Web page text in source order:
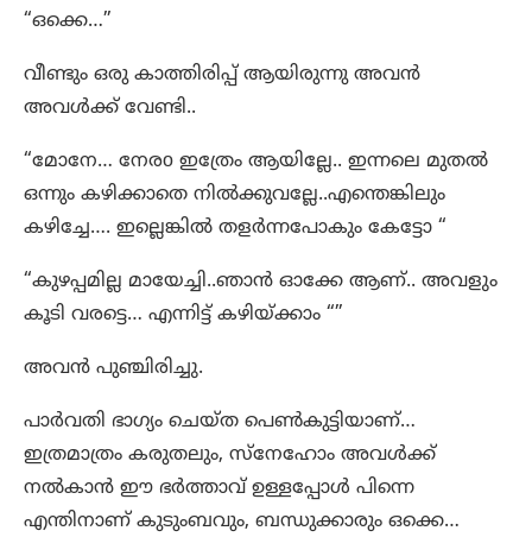
“ഒക്കെ…”
വീണ്ടും ഒരു കാത്തിരിപ്പ് ആയിരുന്നു അവൻ
അവൾക്ക് വേണ്ടി..
“മോനേ… നേരo ഇത്രേം ആയില്ലേ.. ഇന്നലെ മുതൽ
ഒന്നും കഴിക്കാതെ നിൽക്കുവല്ലേ..എന്തെങ്കിലും
കഴിച്ചേ…. ഇല്ലെങ്കിൽ തളർന്നപോകും കേട്ടോ “
“കുഴപ്പമില്ല മായേച്ചി..ഞാൻ ഓക്കേ ആണ്.. അവളും
കൂടി വരട്ടെ… എന്നിട്ട് കഴിയ്ക്കാം “”
അവൻ പുഞ്ചിരിച്ചു.
പാർവതി ഭാഗ്യം ചെയ്ത പെൺകുട്ടിയാണ്…
ഇത്രമാത്രം കരുതലും, സ്നേഹോം അവൾക്ക്
നൽകാൻ ഈ ഭർത്താവ് ഉള്ളപ്പോൾ പിന്നെ
എന്തിനാണ് കുടുംബവും, ബന്ധുക്കാരും ഒക്കെ…